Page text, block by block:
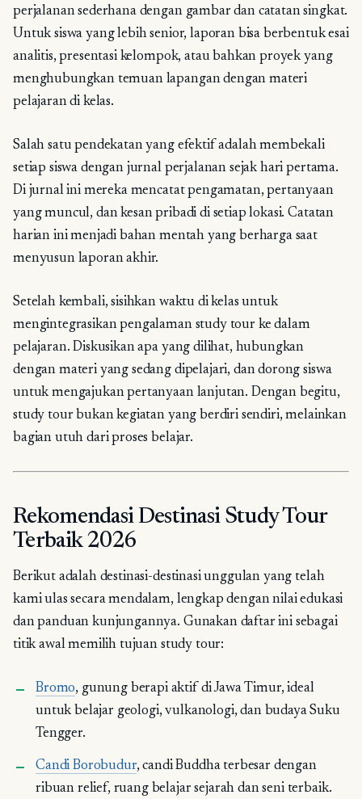
perjalanan sederhana dengan gambar dan catatan singkat.
Untuk siswa yang lebih senior, laporan bisa berbentuk esai
analitis, presentasi kelompok, atau bahkan proyek yang
menghubungkan temuan lapangan dengan materi
pelajaran di kelas.
Salah satu pendekatan yang efektif adalah membekali
setiap siswa dengan jurnal perjalanan sejak hari pertama.
Di jurnal ini mereka mencatat pengamatan, pertanyaan
yang muncul, dan kesan pribadi di setiap lokasi. Catatan
harian ini menjadi bahan mentah yang berharga saat
menyusun laporan akhir.
Setelah kembali, sisihkan waktu di kelas untuk
mengintegrasikan pengalaman study tour ke dalam
pelajaran. Diskusikan apa yang dilihat, hubungkan
dengan materi yang sedang dipelajari, dan dorong siswa
untuk mengajukan pertanyaan lanjutan. Dengan begitu,
study tour bukan kegiatan yang berdiri sendiri, melainkan
bagian utuh dari proses belajar.
Rekomendasi Destinasi Study Tour
Terbaik 2026
Berikut adalah destinasi-destinasi unggulan yang telah
kami ulas secara mendalam, lengkap dengan nilai edukasi
dan panduan kunjungannya. Gunakan daftar ini sebagai
titik awal memilih tujuan study tour:
Bromo, gunung berapi aktif di Jawa Timur, ideal
untuk belajar geologi, vulkanologi, dan budaya Suku
Tengger.
Candi Borobudur, candi Buddha terbesar dengan
ribuan relief, ruang belajar sejarah dan seni terbaik.